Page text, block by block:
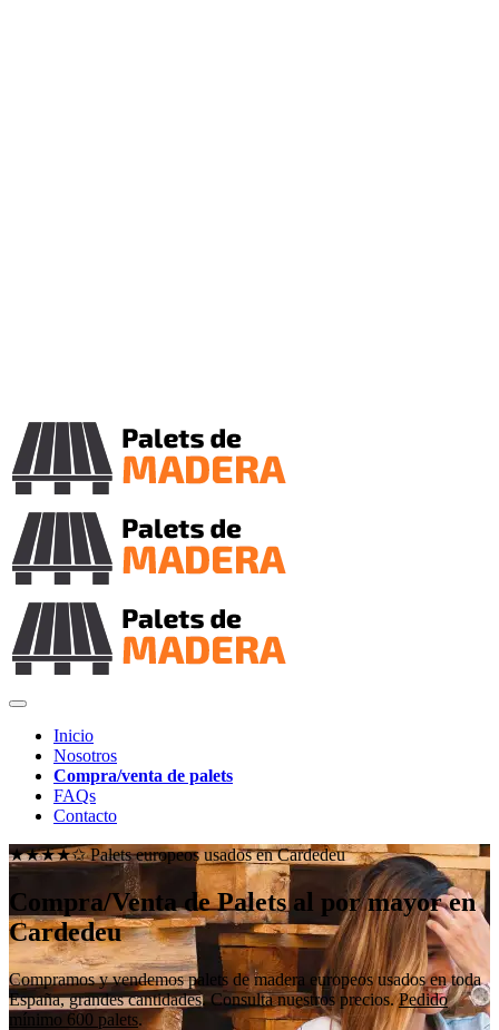
Inicio
Nosotros
Compra/venta de palets
FAQs
Contacto
★★★★✩ Palets europeos usados enCardedeu
Compra/Venta de Palets al por mayor en
Cardedeu
Compramos y vendemos palets de madera europeos usados en toda
España, grandes cantidades. Consulta nuestros precios.Pedido
mínimo 600 palets.